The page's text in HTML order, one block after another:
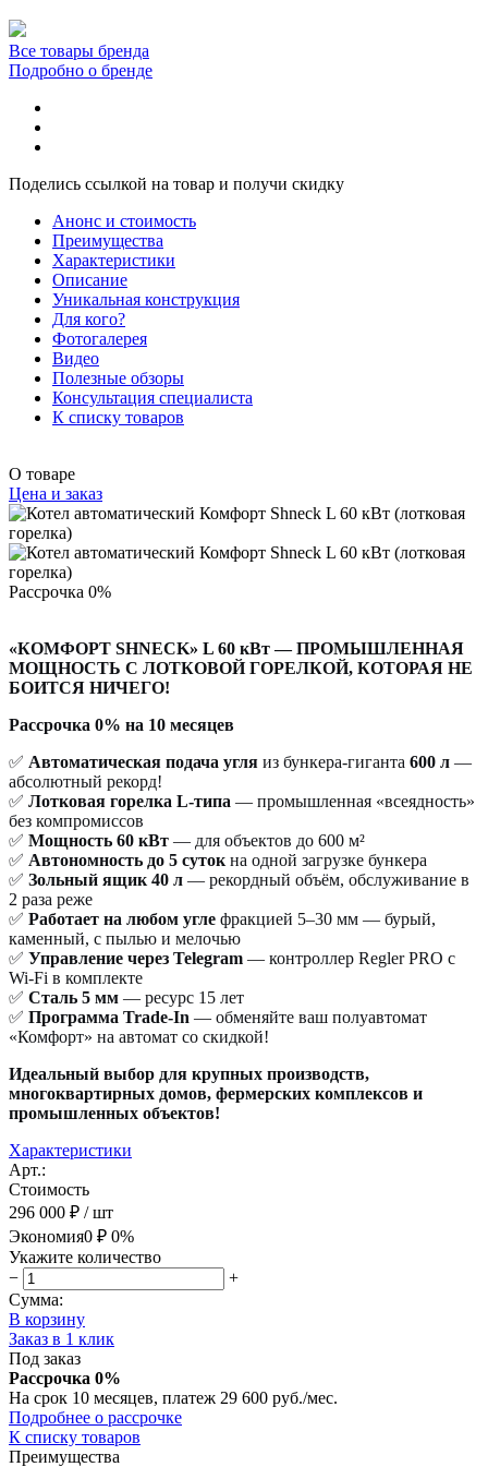
Все товары бренда
Подробно о бренде
Поделись ссылкой на товар и получи скидку
Анонс и стоимость
Преимущества
Характеристики
Описание
Уникальная конструкция
Для кого?
Фотогалерея
Видео
Полезные обзоры
Консультация специалиста
К списку товаров
О товаре
Цена и заказ
Рассрочка 0%
«КОМФОРТ SHNECK» L 60 кВт — ПРОМЫШЛЕННАЯ
МОЩНОСТЬ С ЛОТКОВОЙ ГОРЕЛКОЙ, КОТОРАЯ НЕ
БОИТСЯ НИЧЕГО!
Рассрочка 0% на 10 месяцев
✅ Автоматическая подача угля из бункера-гиганта 600 л —
абсолютный рекорд!
✅ Лотковая горелка L-типа — промышленная «всеядность»
без компромиссов
✅ Мощность 60 кВт — для объектов до 600 м²
✅ Автономность до 5 суток на одной загрузке бункера
✅ Зольный ящик 40 л — рекордный объём, обслуживание в
2 раза реже
✅ Работает на любом угле фракцией 5–30 мм — бурый,
каменный, с пылью и мелочью
✅ Управление через Telegram — контроллер Regler PRO с
Wi-Fi в комплекте
✅ Сталь 5 мм — ресурс 15 лет
✅ Программа Trade-In — обменяйте ваш полуавтомат
«Комфорт» на автомат со скидкой!
Идеальный выбор для крупных производств,
многоквартирных домов, фермерских комплексов и
промышленных объектов!
Характеристики
Арт.:
Стоимость
296 000 ₽ / шт
Экономия0 ₽ 0%
Укажите количество
−
+
Сумма:
В корзину
Заказ в 1 клик
Под заказ
Рассрочка 0%
На срок 10 месяцев, платеж 29 600 руб./мес.
Подробнее о рассрочке
К списку товаров
Преимущества